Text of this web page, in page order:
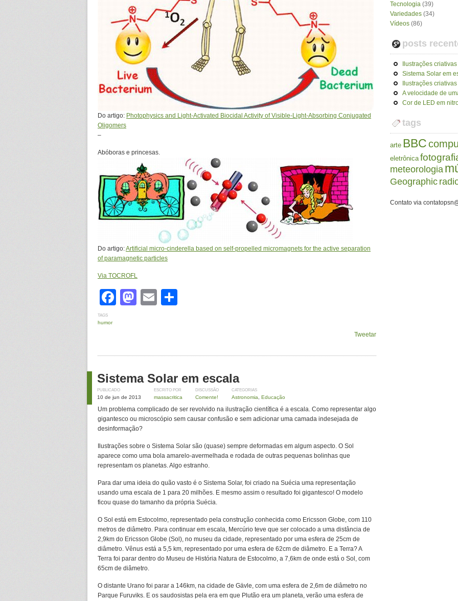
Do artigo: Photophysics and Light-Activated Biocidal Activity of Visible-Light-Absorbing Conjugated
Oligomers
–
Abóboras e princesas.
Do artigo:Artificial micro-cinderella based on self-propelled micromagnets for the active separation
of paramagnetic particles
Via TOCROFL
Facebook
Mastodon
Email
TAGS
humor
Tweetar
Sistema Solar em escala
PUBLICADO
10 de jun de 2013
ESCRITO POR
massacritica
DISCUSSÃO
Comente!
CATEGORIAS
Astronomia Educação
Um problema complicado de ser revolvido na ilustração científica é a escala. Como representar algo
gigantesco ou microscópio sem causar confusão e sem adicionar uma camada indesejada de
desinformação?
Ilustrações sobre o Sistema Solar são (quase) sempre deformadas em algum aspecto. O Sol
aparece como uma bola amarelo-avermelhada e rodada de outras pequenas bolinhas que
representam os planetas. Algo estranho.
Para dar uma ideia do quão vasto é o Sistema Solar, foi criado na Suécia uma representação
usando uma escala de 1 para 20 milhões. E mesmo assim o resultado foi gigantesco! O modelo
ficou quase do tamanho da própria Suécia.
O Sol está em Estocolmo, representado pela construção conhecida como Ericsson Globe, com 110
metros de diâmetro. Para continuar em escala, Mercúrio teve que ser colocado a uma distância de
2,9km do Ericsson Globe (Sol), no museu da cidade, representado por uma esfera de 25cm de
diâmetro. Vênus está a 5,5 km, representado por uma esfera de 62cm de diâmetro. E a Terra? A
Terra foi parar dentro do Museu de História Natura de Estocolmo, a 7,6km de onde está o Sol, com
65cm de diâmetro.
O distante Urano foi parar a 146km, na cidade de Gävle, com uma esfera de 2,6m de diâmetro no
Parque Furuviks. E os saudosistas pela era em que Plutão era um planeta, verão uma esfera de
Tecnologia (39)
Variedades (34)
Vídeos (86)
posts
Ilustrações
Sistema Solar em
Ilustrações
A velocidade de
Cor de LED em
tags
arte BBC
eletrônica
meteorologia
Geographic
Contato via